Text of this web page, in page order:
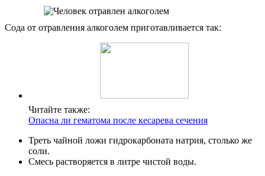
Сода от отравления алкоголем приготавливается так:
Читайте также:
Опасна ли гематома после кесарева сечения
Треть чайной ложи гидрокарбоната натрия, столько же
соли.
Смесь растворяется в литре чистой воды.